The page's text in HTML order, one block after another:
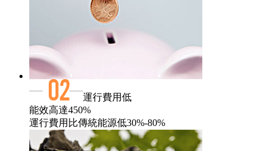
運行費用低
能效高達450%
運行費用比傳統能源低30%-80%